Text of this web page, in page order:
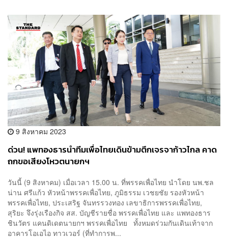
9 สิงหาคม 2023
ด่วน! แพทองธารนำทีมเพื่อไทยเดินข้ามตึกเจรจาก้าวไกล คาด
ถกขอเสียงโหวตนายกฯ
วันนี้ (9 สิงหาคม) เมื่อเวลา 15.00 น. ที่พรรคเพื่อไทย นำโดย นพ.ชล
น่าน ศรีแก้ว หัวหน้าพรรคเพื่อไทย, ภูมิธรรม เวชยชัย รองหัวหน้า
พรรคเพื่อไทย, ประเสริฐ จันทรรวงทอง เลขาธิการพรรคเพื่อไทย,
สุริยะ จึงรุ่งเรืองกิจ สส. บัญชีรายชื่อ พรรคเพื่อไทย และ แพทองธาร
ชินวัตร แคนดิเดตนายกฯ พรรคเพื่อไทย ทั้งหมดร่วมกันเดินเท้าจาก
อาคารโอเอไอ ทาวเวอร์ (ที่ทำการพ...